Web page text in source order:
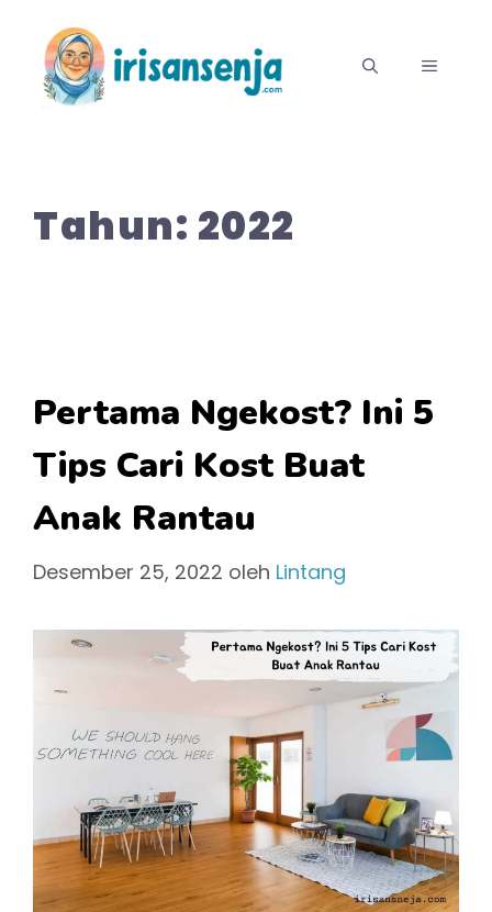
MENU
Tahun: 2022
Pertama Ngekost? Ini 5
Tips Cari Kost Buat
Anak Rantau
Desember 25, 2022 oleh Lintang